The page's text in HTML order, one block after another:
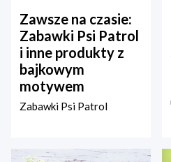
Zawsze na czasie:
Zabawki Psi Patrol
i inne produkty z
bajkowym
motywem
Zabawki Psi Patrol